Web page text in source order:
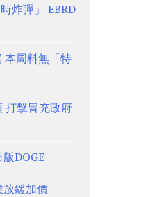
炸彈」 EBRD
本周料無「特
打擊冒充政府
DOGE
緩加價